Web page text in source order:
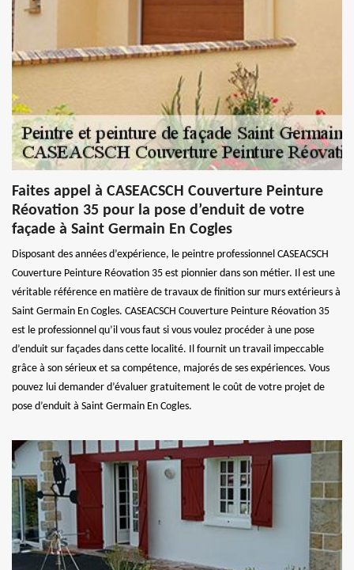
Faites appel à CASEACSCH Couverture Peinture
Réovation 35 pour la pose d’enduit de votre
façade à Saint Germain En Cogles
Disposant des années d’expérience, le peintre professionnel CASEACSCH
Couverture Peinture Réovation 35 est pionnier dans son métier. Il est une
véritable référence en matière de travaux de finition sur murs extérieurs à
Saint Germain En Cogles. CASEACSCH Couverture Peinture Réovation 35
est le professionnel qu’il vous faut si vous voulez procéder à une pose
d’enduit sur façades dans cette localité. Il fournit un travail impeccable
grâce à son sérieux et sa compétence, majorés de ses expériences. Vous
pouvez lui demander d’évaluer gratuitement le coût de votre projet de
pose d’enduit à Saint Germain En Cogles.